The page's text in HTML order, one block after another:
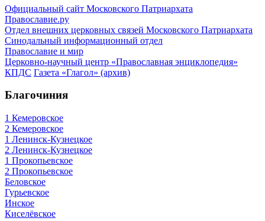
Официальный сайт Московского Патриархата
Православие.ру
Отдел внешних церковных связей Московского Патриархата
Синодальный информационный отдел
Православие и мир
Церковно-научный центр «Православная энциклопедия»
КПДС Газета «Глагол» (архив)
Благочиния
1 Кемеровское
2 Кемеровское
1 Ленинск-Кузнецкое
2 Ленинск-Кузнецкое
1 Прокопьевское
2 Прокопьевское
Беловское
Гурьевское
Инское
Киселёвское